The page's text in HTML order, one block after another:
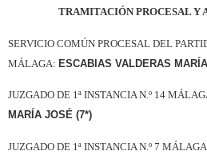
TRAMITACIÓN PROCESAL Y
SERVICIO COMÚN PROCESAL DEL
MÁLAGA: ESCABIAS VALDERAS
JUZGADO DE 1ª INSTANCIA N.º 14
MARÍA JOSÉ (7*)
JUZGADO DE 1ª INSTANCIA N.º 7